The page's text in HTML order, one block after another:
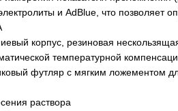
и AdBlue, что позволяет
корпус, резиновая
температурной
футляр с мягким ложементом
раствора